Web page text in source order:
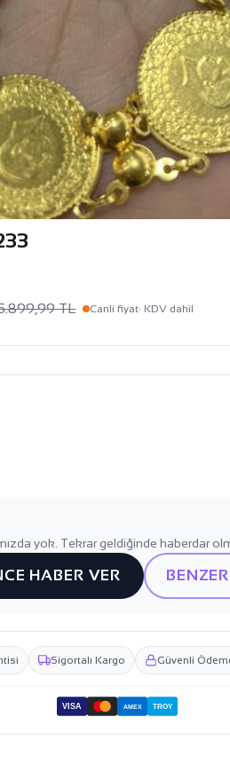
TL Canli fiyat· KDV dahil
yok. Tekrar geldiğinde haberdar
HABER VER
Sigortalı Kargo Güvenli
VISA AMEX TROY